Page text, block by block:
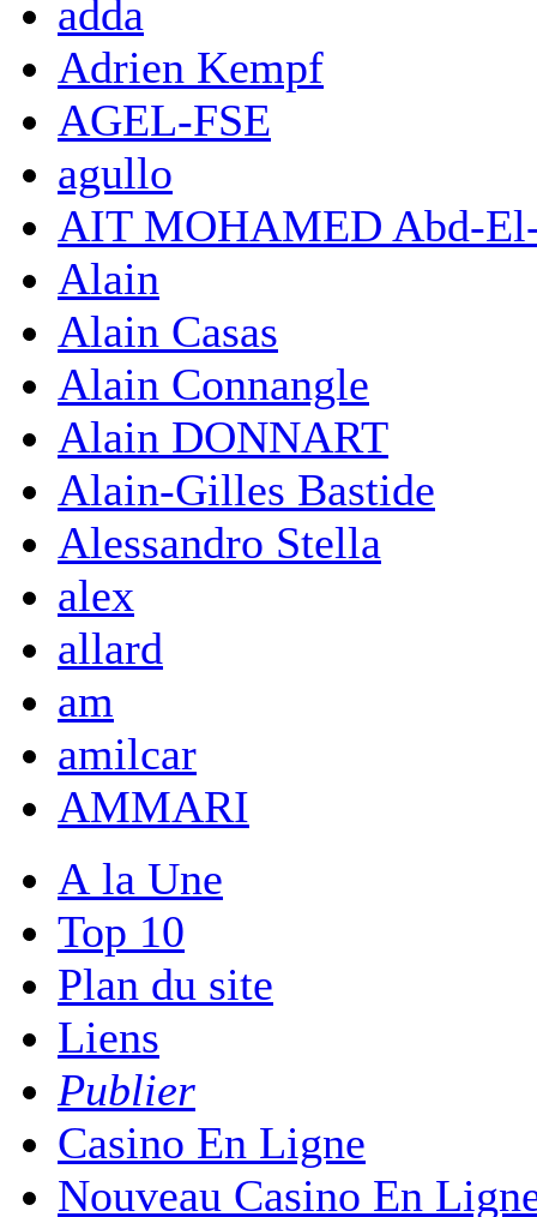
adda
Adrien Kempf
AGEL-FSE
agullo
AIT MOHAMED Abd-
Alain
Alain Casas
Alain Connangle
Alain DONNART
Alain-Gilles Bastide
Alessandro Stella
alex
allard
am
amilcar
AMMARI
A la Une
Top 10
Plan du site
Liens
Publier
Casino En Ligne
Nouveau Casino En